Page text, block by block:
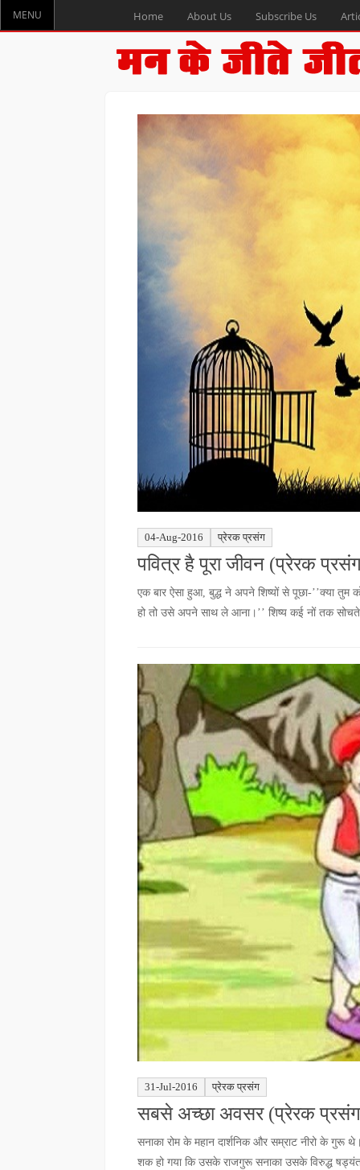
MENU Home About Us Subscribe Us
04-Aug-2016 प्रेरक प्रसंग
पवित्र है पूरा जीवन (प्रेरक
एक बार ऐसा हुआ, बुद्ध ने अपने शिष्यों से पूछा-’’क्या
हो तो उसे अपने साथ ले आना।’’ शिष्य कई नों तक सोचते
31-Jul-2016 प्रेरक प्रसंग
सबसे अच्छा अवसर (प्रेरक
सनाका रोम के महान दार्शनिक और सम्राट नीरो के गुरू
शक हो गया कि उसके राजगुरू सनाका उसके विरुद्ध